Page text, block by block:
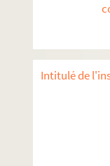
Intitulé de
8-MS-FS-
4-MS-
8-MS-